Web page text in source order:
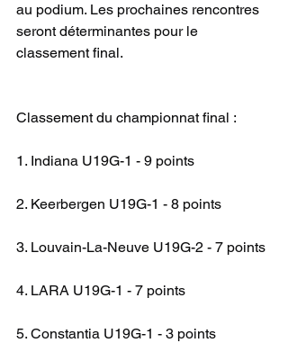
au podium. Les prochaines rencontres
seront déterminantes pour le
classement final.
Classement du championnat final :
1. Indiana U19G-1 - 9 points
2. Keerbergen U19G-1 - 8 points
3. Louvain-La-Neuve U19G-2 - 7 points
4. LARA U19G-1 - 7 points
5. Constantia U19G-1 - 3 points